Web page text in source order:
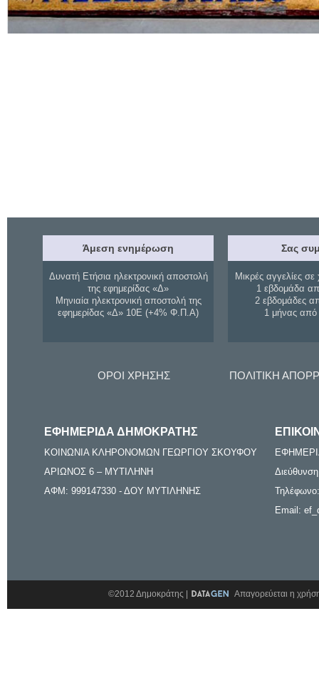
Άμεση ενημέρωση
Δυνατή Ετήσια ηλεκτρονική αποστολή
της εφημερίδας «Δ»
Μηνιαία ηλεκτρονική αποστολή της
εφημερίδας «Δ» 10Ε (+4% Φ.Π.Α)
Σας
Μικρές αγγελίες σε
1 εβδομάδα
2 εβδομάδες
1 μήνας
ΟΡΟΙ ΧΡΗΣΗΣ ΠΟΛΙΤΙΚΗ
ΕΦΗΜΕΡΙΔΑ ΔΗΜΟΚΡΑΤΗΣ
ΚΟΙΝΩΝΙΑ ΚΛΗΡΟΝΟΜΩΝ ΓΕΩΡΓΙΟΥ ΣΚΟΥΦΟΥ
ΑΡΙΩΝΟΣ 6 – ΜΥΤΙΛΗΝΗ
ΑΦΜ: 999147330 - ΔΟΥ ΜΥΤΙΛΗΝΗΣ
Email:
©2012 Δημοκράτης | Απαγορεύεται η